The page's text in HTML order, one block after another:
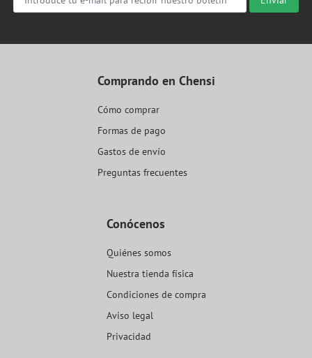
Comprando en Chensi
Cómo comprar
Formas de pago
Gastos de envío
Preguntas frecuentes
Conócenos
Quiénes somos
Nuestra tienda física
Condiciones de compra
Aviso legal
Privacidad